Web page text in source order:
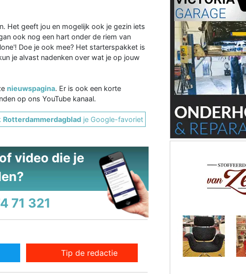
Het geeft jou en mogelijk ook je gezin iets
ook nog een hart onder de riem van
Doe je ook mee? Het starterspakket is
je alvast nadenken over wat je op jouw
nieuwspagina. Er is ook een korte
op ons YouTube kanaal.
Rotterdammerdagblad je Google-favoriet
video die je
71 321
Tip de redactie